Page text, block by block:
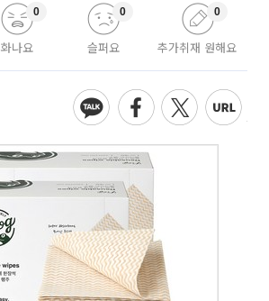
화나요
0
슬퍼요
0
추가취재 원해요
0